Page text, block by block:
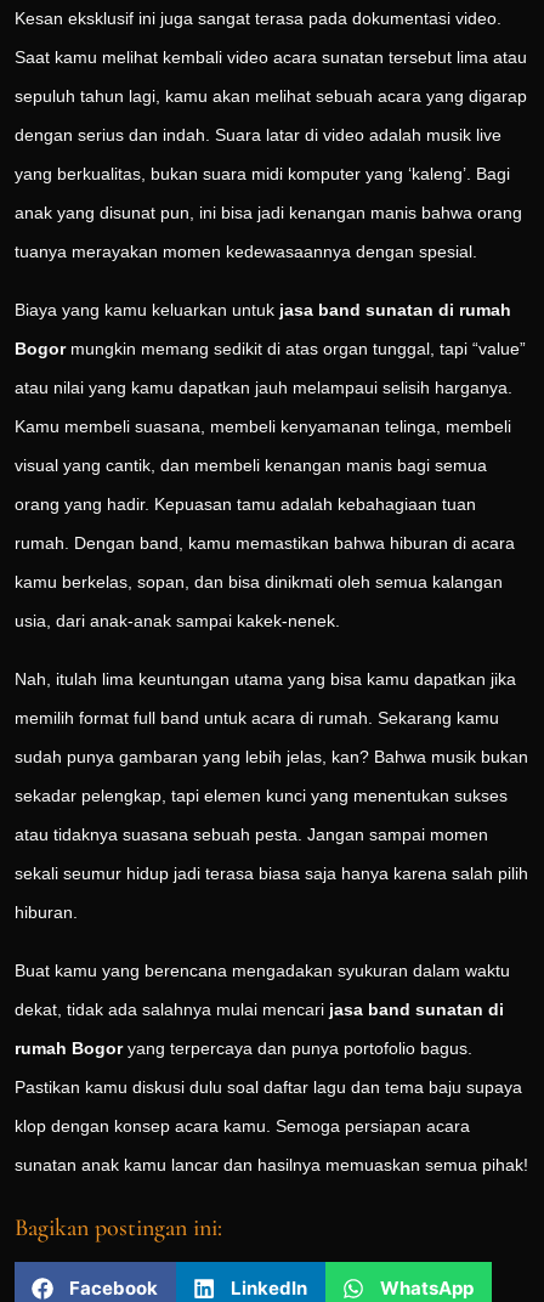
Kesan eksklusif ini juga sangat terasa pada dokumentasi video.
Saat kamu melihat kembali video acara sunatan tersebut lima atau
sepuluh tahun lagi, kamu akan melihat sebuah acara yang digarap
dengan serius dan indah. Suara latar di video adalah musik live
yang berkualitas, bukan suara midi komputer yang ‘kaleng’. Bagi
anak yang disunat pun, ini bisa jadi kenangan manis bahwa orang
tuanya merayakan momen kedewasaannya dengan spesial.
Biaya yang kamu keluarkan untuk jasa band sunatan di rumah
Bogormungkin memang sedikit di atas organ tunggal, tapi “value”
atau nilai yang kamu dapatkan jauh melampaui selisih harganya.
Kamu membeli suasana, membeli kenyamanan telinga, membeli
visual yang cantik, dan membeli kenangan manis bagi semua
orang yang hadir. Kepuasan tamu adalah kebahagiaan tuan
rumah. Dengan band, kamu memastikan bahwa hiburan di acara
kamu berkelas, sopan, dan bisa dinikmati oleh semua kalangan
usia, dari anak-anak sampai kakek-nenek.
Nah, itulah lima keuntungan utama yang bisa kamu dapatkan jika
memilih format full band untuk acara di rumah. Sekarang kamu
sudah punya gambaran yang lebih jelas, kan? Bahwa musik bukan
sekadar pelengkap, tapi elemen kunci yang menentukan sukses
atau tidaknya suasana sebuah pesta. Jangan sampai momen
sekali seumur hidup jadi terasa biasa saja hanya karena salah pilih
hiburan.
Buat kamu yang berencana mengadakan syukuran dalam waktu
dekat, tidak ada salahnya mulai mencari jasa band sunatan di
rumah Bogoryang terpercaya dan punya portofolio bagus.
Pastikan kamu diskusi dulu soal daftar lagu dan tema baju supaya
klop dengan konsep acara kamu. Semoga persiapan acara
sunatan anak kamu lancar dan hasilnya memuaskan semua pihak!
Bagikan postingan ini:
Facebook LinkedIn WhatsApp